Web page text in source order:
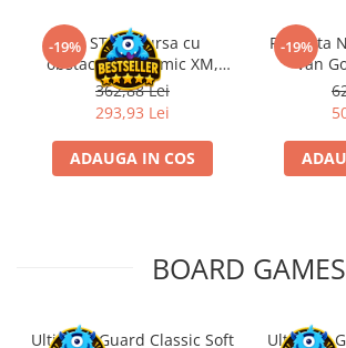
Puzzle 3000 piese
Puzzle 2000 piese
Puzzle 1500 piese
Puzzle 20 piese
Puzzle 60 piese
-19%Kit STEM Cursa cu
obstacole Dynamic XM,
Fischertechnik
362,88 Lei
293,93 Lei
ADAUGA IN COS
-19%
Flasneta
Van
BOARD GAMES
Ultimate Guard Classic Soft
Ultimate